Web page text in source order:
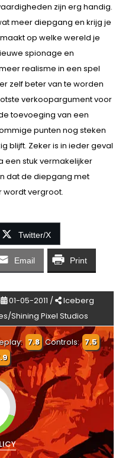
zijn erg handig.
meer diepgang en krijg je
op welke wereld je
spionage en
realisme in een spel
zelf beter van te worden
verkoopargument voor
toevoeging van een
punten nog steken
blijft. Zeker is in ieder geval
een stuk vermakelijker
dat de diepgang met
wordt vergroot.
Twitter/X
Email Print
01-05-2011 /
Iceberg
Shining Pixel Studios
7.8 Controls: 7.5